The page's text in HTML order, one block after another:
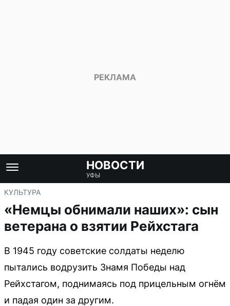
НОВОСТИ
УФЫ
КУЛЬТУРА
«Немцы обнимали наших»: сын
ветерана о взятии Рейхстага
В 1945 году советские солдаты неделю
пытались водрузить Знамя Победы над
Рейхстагом, поднимаясь под прицельным огнём
и падая один за другим.